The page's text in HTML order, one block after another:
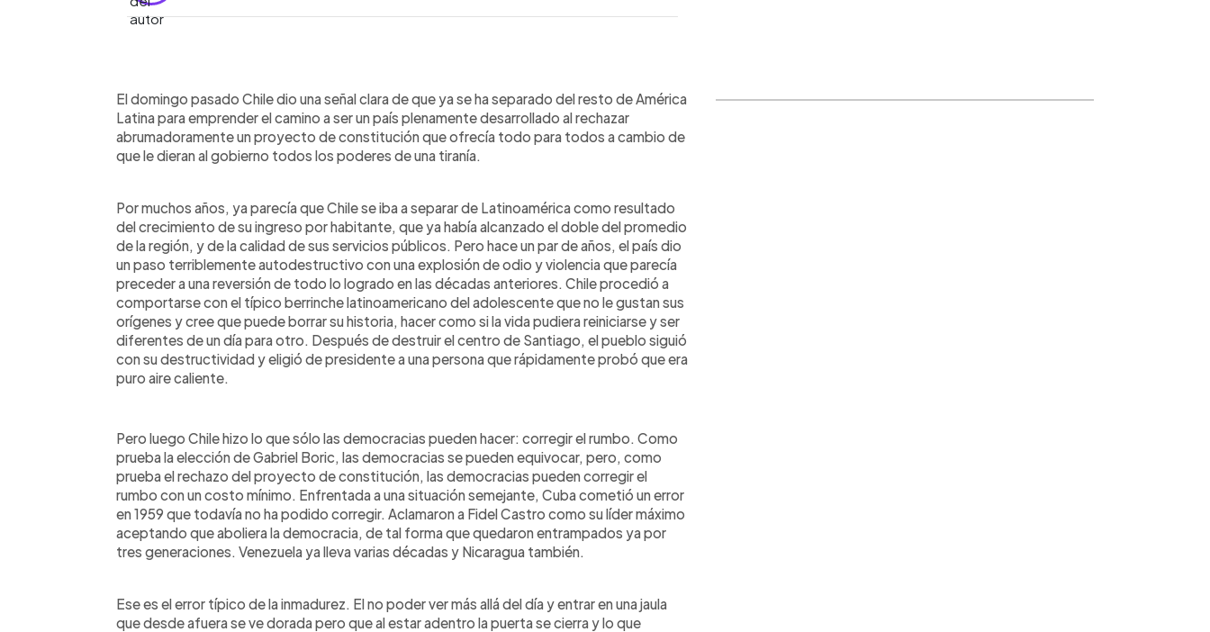
Escuchar artículo
El domingo pasado Chile dio una señal clara de que ya se ha separado del resto de América
Latina para emprender el camino a ser un país plenamente desarrollado al rechazar
abrumadoramente un proyecto de constitución que ofrecía todo para todos a cambio de
que le dieran al gobierno todos los poderes de una tiranía.
Por muchos años, ya parecía que Chile se iba a separar de Latinoamérica como resultado
del crecimiento de su ingreso por habitante, que ya había alcanzado el doble del promedio
de la región, y de la calidad de sus servicios públicos. Pero hace un par de años, el país dio
un paso terriblemente autodestructivo con una explosión de odio y violencia que parecía
preceder a una reversión de todo lo logrado en las décadas anteriores. Chile procedió a
comportarse con el típico berrinche latinoamericano del adolescente que no le gustan sus
orígenes y cree que puede borrar su historia, hacer como si la vida pudiera reiniciarse y ser
diferentes de un día para otro. Después de destruir el centro de Santiago, el pueblo siguió
con su destructividad y eligió de presidente a una persona que rápidamente probó que era
puro aire caliente.
Pero luego Chile hizo lo que sólo las democracias pueden hacer: corregir el rumbo. Como
prueba la elección de Gabriel Boric, las democracias se pueden equivocar, pero, como
prueba el rechazo del proyecto de constitución, las democracias pueden corregir el
rumbo con un costo mínimo. Enfrentada a una situación semejante, Cuba cometió un error
en 1959 que todavía no ha podido corregir. Aclamaron a Fidel Castro como su líder máximo
aceptando que aboliera la democracia, de tal forma que quedaron entrampados ya por
tres generaciones. Venezuela ya lleva varias décadas y Nicaragua también.
Ese es el error típico de la inmadurez. El no poder ver más allá del día y entrar en una jaula
que desde afuera se ve dorada pero que al estar adentro la puerta se cierra y lo que